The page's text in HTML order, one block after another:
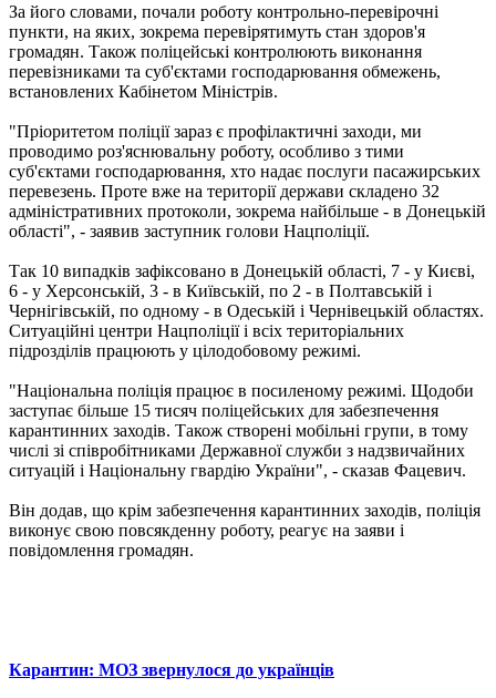
За його словами, почали роботу контрольно-перевірочні
пункти, на яких, зокрема перевірятимуть стан здоров'я
громадян. Також поліцейські контролюють виконання
перевізниками та суб'єктами господарювання обмежень,
встановлених Кабінетом Міністрів.
"Пріоритетом поліції зараз є профілактичні заходи, ми
проводимо роз'яснювальну роботу, особливо з тими
суб'єктами господарювання, хто надає послуги пасажирських
перевезень. Проте вже на території держави складено 32
адміністративних протоколи, зокрема найбільше - в Донецькій
області", - заявив заступник голови Нацполіції.
Так 10 випадків зафіксовано в Донецькій області, 7 - у Києві,
6 - у Херсонській, 3 - в Київській, по 2 - в Полтавській і
Чернігівській, по одному - в Одеській і Чернівецькій областях.
Ситуаційні центри Нацполіції і всіх територіальних
підрозділів працюють у цілодобовому режимі.
"Національна поліція працює в посиленому режимі. Щодоби
заступає більше 15 тисяч поліцейських для забезпечення
карантинних заходів. Також створені мобільні групи, в тому
числі зі співробітниками Державної служби з надзвичайних
ситуацій і Національну гвардію України", - сказав Фацевич.
Він додав, що крім забезпечення карантинних заходів, поліція
виконує свою повсякденну роботу, реагує на заяви і
повідомлення громадян.
Карантин: МОЗ звернулося до українців